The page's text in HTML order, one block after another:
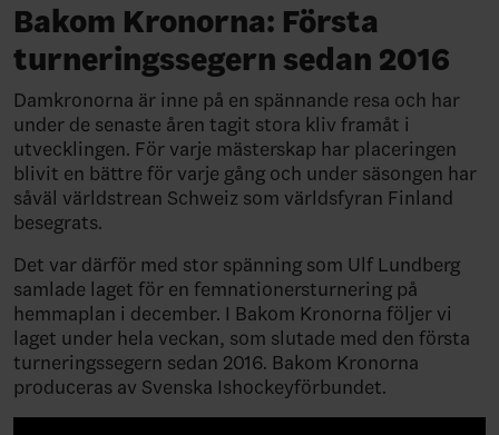
Bakom Kronorna: Första
turneringssegern sedan 2016
Damkronorna är inne på en spännande resa och har
under de senaste åren tagit stora kliv framåt i
utvecklingen. För varje mästerskap har placeringen
blivit en bättre för varje gång och under säsongen har
såväl världstrean Schweiz som världsfyran Finland
besegrats.
Det var därför med stor spänning som Ulf Lundberg
samlade laget för en femnationersturnering på
hemmaplan i december. I Bakom Kronorna följer vi
laget under hela veckan, som slutade med den första
turneringssegern sedan 2016. Bakom Kronorna
produceras av Svenska Ishockeyförbundet.